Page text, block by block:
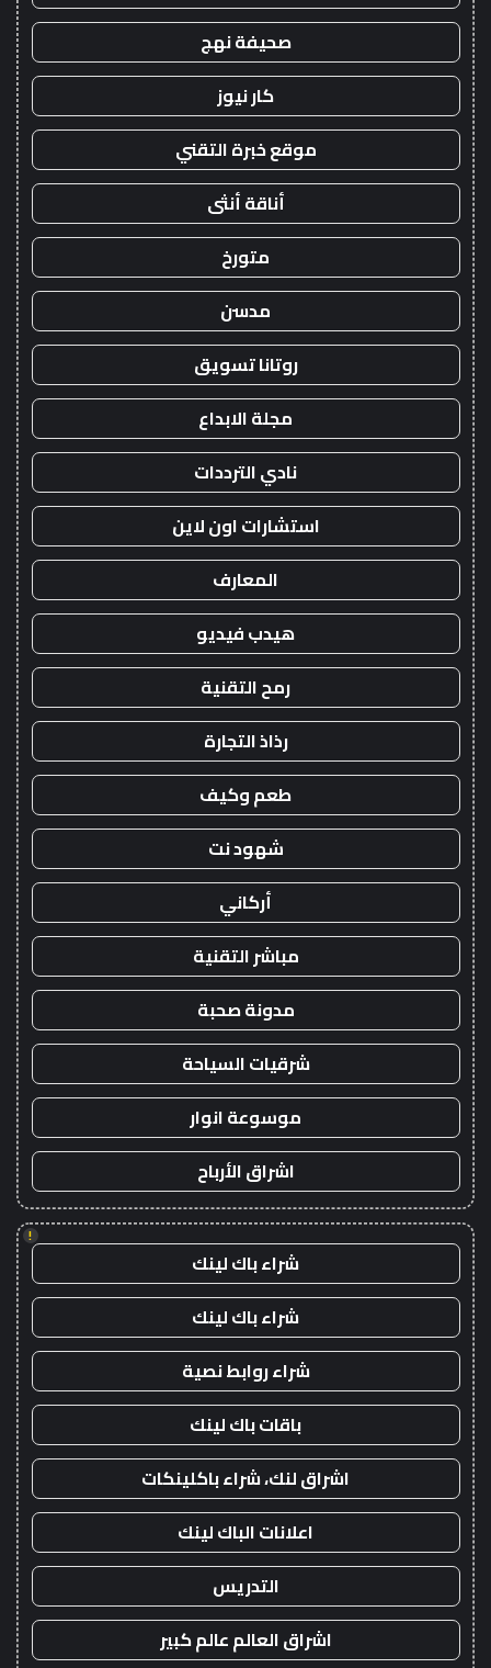
صحيفة نهج
كار نيوز
موقع خبرة التقني
أناقة أنثى
متورخ
مدسن
روتانا تسويق
مجلة الابداع
نادي الترددات
استشارات اون لاين
المعارف
هيدب فيديو
رمح التقنية
رذاذ التجارة
طعم وكيف
شهود نت
أركاني
مباشر التقنية
مدونة صحبة
شرقيات السياحة
موسوعة انوار
اشراق الأرباح
!
شراء باك لينك
شراء باك لينك
شراء روابط نصية
باقات باك لينك
اشراق لنك، شراء باكلينكات
اعلانات الباك لينك
التدريس
اشراق العالم عالم كبير